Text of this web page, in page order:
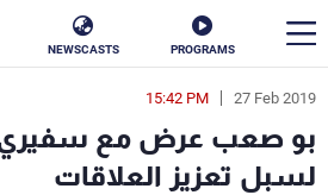
PROGRAMS
NEWSCASTS
27 Feb 2019
15:42 PM
بو صعب عرض مع سفيري
لسبل تعزيز العلاقات
en
الأخبار